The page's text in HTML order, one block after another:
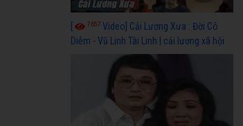
7657 Video] Cải Lương Xưa : Đời Cô
Diễm - Vũ Linh Tài Linh | cải lương xã hội